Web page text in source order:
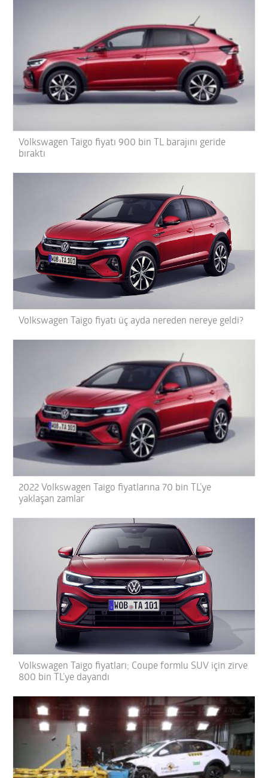
Volkswagen Taigo fiyatı 900 bin TL barajını geride
bıraktı
Volkswagen Taigo fiyatı üç ayda nereden nereye geldi?
2022 Volkswagen Taigo fiyatlarına 70 bin TL’ye
yaklaşan zamlar
Volkswagen Taigo fiyatları; Coupe formlu SUV için zirve
800 bin TL’ye dayandı